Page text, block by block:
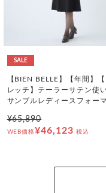
SALE
【BIEN BELLE】【年間】【
レッチ】テーラーサテン使
サンブルレディースフォー
¥65,890
WEB価格¥46,123 税込